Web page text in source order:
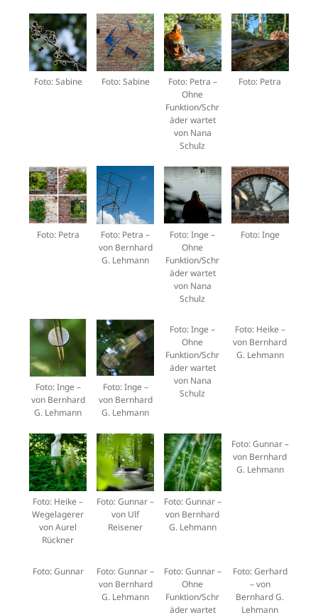
Foto: Sabine Foto: Sabine
Foto: Petra –
Ohne
Funktion/Schr
äder wartet
von Nana
Schulz
Foto: Petra
Foto: Petra
Foto: Petra –
von Bernhard
G. Lehmann
Foto: Inge –
Ohne
Funktion/Schr
äder wartet
von Nana
Schulz
Foto: Inge
Foto: Inge –
von Bernhard
G. Lehmann
Foto: Inge –
von Bernhard
G. Lehmann
Foto: Inge –
Ohne
Funktion/Schr
äder wartet
von Nana
Schulz
Foto: Heike –
von Bernhard
G. Lehmann
Foto: Heike –
Wegelagerer
von Aurel
Rückner
Foto: Gunnar –
von Ulf
Reisener
Foto: Gunnar –
von Bernhard
G. Lehmann
Foto: Gunnar –
von Bernhard
G. Lehmann
Foto: Gunnar
Foto: Gunnar –
von Bernhard
G. Lehmann
Foto: Gunnar –
Ohne
Funktion/Schr
äder wartet
Foto: Gerhard
– von
Bernhard G.
Lehmann